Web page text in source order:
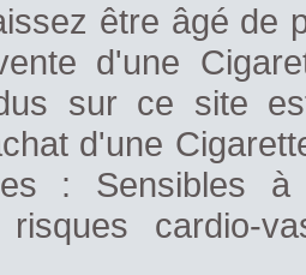
être âgé de
d'une
sur ce site
d'une
: Sensibles
cardio-